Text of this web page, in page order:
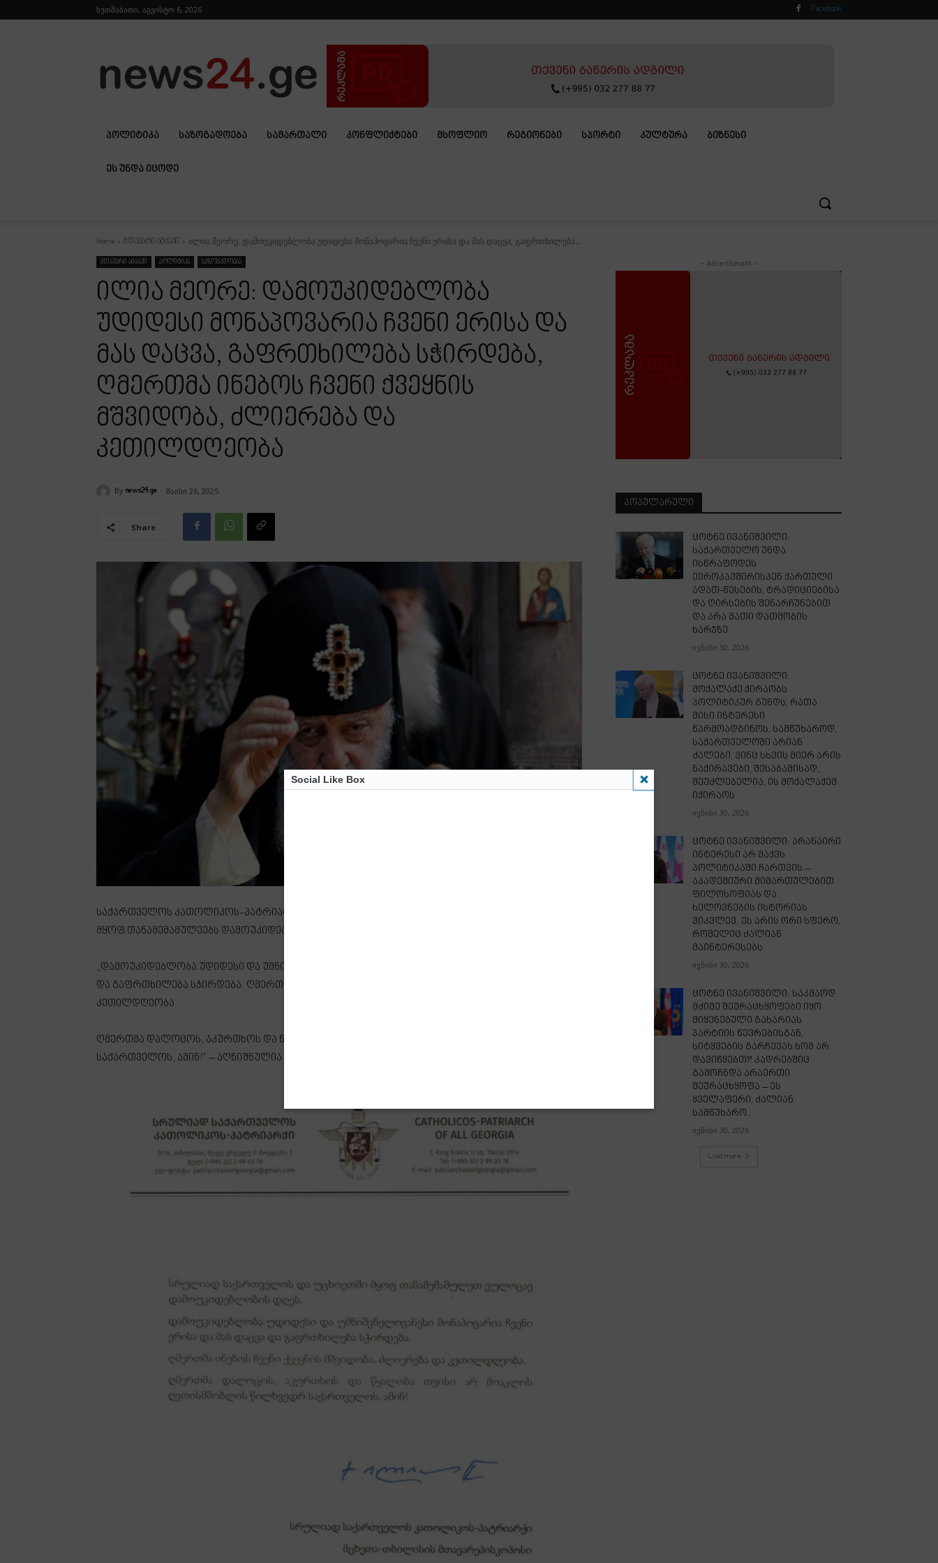
ხუთშაბათი, აგვისტო 6, 2026 Facebook
ᲞᲝᲚᲘᲢᲘᲙᲐ ᲡᲐᲖᲝᲒᲐᲓᲝᲔᲑᲐ ᲡᲐᲛᲐᲠᲗᲐᲚᲘ ᲙᲝᲜᲤᲚᲘᲥᲢᲔᲑᲘ ᲛᲡᲝᲤᲚᲘᲝ ᲠᲔᲒᲘᲝᲜᲔᲑᲘ ᲡᲞᲝᲠᲢᲘ ᲙᲣᲚᲢᲣᲠᲐ ᲑᲘᲖᲜᲔᲡᲘ
ᲔᲡ ᲣᲜᲓᲐ ᲘᲪᲝᲓᲔ
Home მთავარი ამბავი ილია მეორე: დამოუკიდებლობა უდიდესი მონაპოვარია ჩვენი ერისა და მას დაცვა, გაფრთხილება...
მთავარი ამბავი პოლიტიკა საზოგადოება
ილია მეორე: დამოუკიდებლობა
უდიდესი მონაპოვარია ჩვენი ერისა და
მას დაცვა, გაფრთხილება სჭირდება,
ღმერთმა ინებოს ჩვენი ქვეყნის
მშვიდობა, ძლიერება და
კეთილდღეობა
By news24.ge მაისი 26, 2025
Share
საქართველოს კათოლიკოს-პატრიარქი ილია მეორე სრულიად საქართველოს და უცხოეთში
მყოფ თანამემამულეებს დამოუკიდებლობის დღეს ულოცავს.
„დამოუკიდებლობა უდიდესი და უმნიშვნელოვანესი მონაპოვარია ჩვენი ერისა და მას დაცვა
და გაფრთხილება სჭირდება. ღმერთმა ინებოს ჩვენი ქვეყნის მშვიდობა, ძლიერება და
კეთილდღეობა.
ღმერთმა დალოცოს, აკურთხოს და წყალობა თვისი არ მოაკლოს ღვთისმშობლის წილხვედრ
საქართველოს, ამინ!“ – აღნიშნულია ილია მეორის მისალოც წერილში.
- Advertisment -
ᲞᲝᲞᲣᲚᲐᲠᲣᲚᲘ
ცოტნე ივანიშვილი:
საქართველო უნდა
ისწრაფოდეს
ევროკავშირისკენ ქართული
ადათ-წესების, ტრადიციებისა
და ღირსების შენარჩუნებით
და არა მათი დათმობის
ხარჯზე
ივნისი 30, 2026
ცოტნე ივანიშვილი:
მოქალაქე ქირაობს
პოლიტიკურ გუნდს, რათა
მისი ინტერესი
წარმოადგინოს, სამწუხაროდ,
საქართველოში არიან
ძალები, ვინც სხვის მიერ არის
ნაქირავები, შესაბამისად,
შეუძლებელია, ის მოქალაქემ
იქირაოს
ივნისი 30, 2026
ცოტნე ივანიშვილი: არანაირი
ინტერესი არ მაქვს
პოლიტიკაში ჩართვის –
აკადემიური მიმართულებით
ფილოსოფიას და
ხელოვნების ისტორიას
ვიკვლევ. ეს არის ორი სფერო,
რომელიც ძალიან
მაინტერესებს
ივნისი 30, 2026
ცოტნე ივანიშვილი: საკმაოდ
მძიმე შეურაცხყოფები იყო
მიყენებული გახარიას
პარტიის წევრებისგან,
სიტყვების გარჩევას ხომ არ
დავიწყებთ?! კადრებშიც
გამოჩნდა არაერთი
შეურაცხყოფა – ეს
ყველაფერი, ძალიან
სამწუხარო...
ივნისი 30, 2026
Load more
Social Like Box